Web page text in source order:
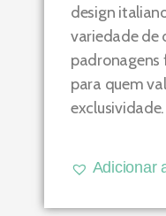
design
variedade de
padronagens
para quem
exclusividade.
Adicionar